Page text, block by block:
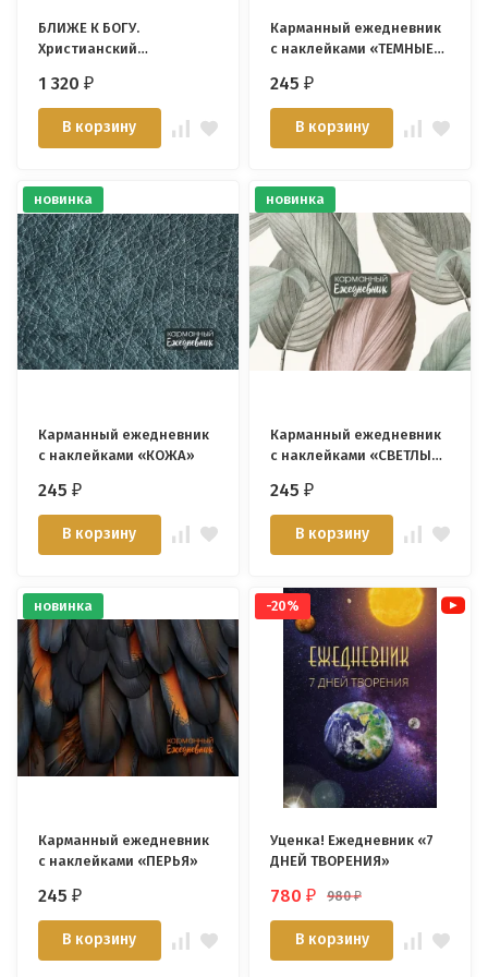
БЛИЖЕ К БОГУ.
Христианский
Слюсарь /серый/
1 320₽
В корзину
Карманный ежедневник
с наклейками «ТЕМНЫЕ
245₽
В корзину
новинка
Карманный ежедневник
с наклейками «КОЖА»
245₽
В корзину
новинка
Карманный ежедневник
с наклейками «СВЕТЛЫЕ
245₽
В корзину
новинка
Карманный ежедневник
с наклейками «ПЕРЬЯ»
245₽
В корзину
-20%
Уценка! Ежедневник «7
ДНЕЙ ТВОРЕНИЯ»
780₽ 980₽
В корзину